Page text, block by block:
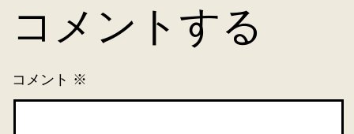
コメントする
コメント ※